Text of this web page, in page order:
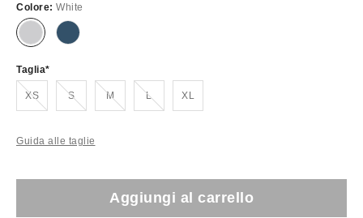
Colore: White
Taglia
XSEsaurito!
SEsaurito!
MEsaurito!
LEsaurito!
XL
Guida alle taglie
Aggiungi al carrello